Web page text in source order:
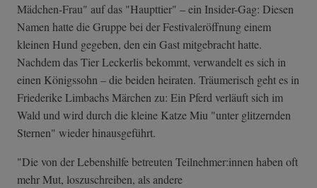
Mädchen-Frau" auf das "Haupttier" – ein Insider-Gag: Diesen
Namen hatte die Gruppe bei der Festivaleröffnung einem
kleinen Hund gegeben, den ein Gast mitgebracht hatte.
Nachdem das Tier Leckerlis bekommt, verwandelt es sich in
einen Königssohn – die beiden heiraten. Träumerisch geht es in
Friederike Limbachs Märchen zu: Ein Pferd verläuft sich im
Wald und wird durch die kleine Katze Miu "unter glitzernden
Sternen" wieder hinausgeführt.
"Die von der Lebenshilfe betreuten Teilnehmer:innen haben oft
mehr Mut, loszuschreiben, als andere